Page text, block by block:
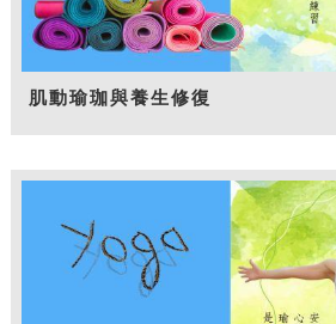
肌動瑜珈與養生修復